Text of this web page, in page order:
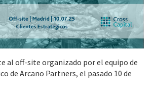
al off-site organizado por el equipo de
de Arcano Partners, el pasado 10 de